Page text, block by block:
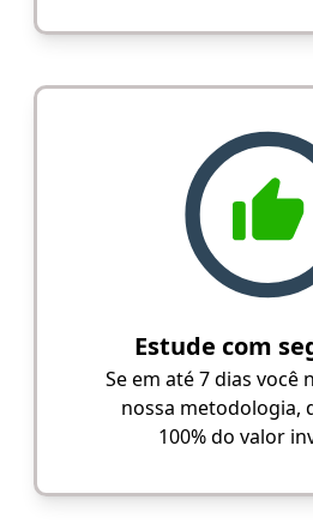
Estude com
Se em até 7 dias você
nossa metodologia,
100% do valor